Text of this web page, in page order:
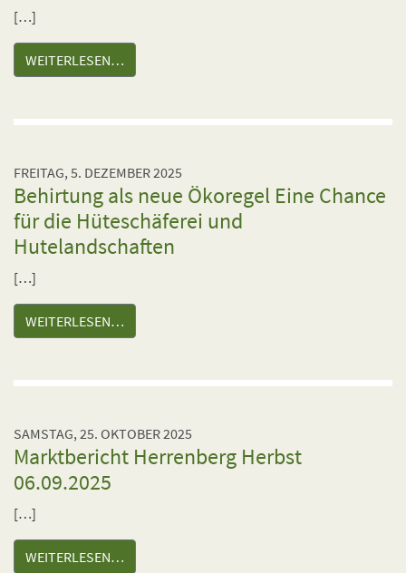
[…]
WEITERLESEN…
FREITAG, 5. DEZEMBER 2025
Behirtung als neue Ökoregel Eine Chance
für die Hüteschäferei und
Hutelandschaften
[…]
WEITERLESEN…
SAMSTAG, 25. OKTOBER 2025
Marktbericht Herrenberg Herbst
06.09.2025
[…]
WEITERLESEN…